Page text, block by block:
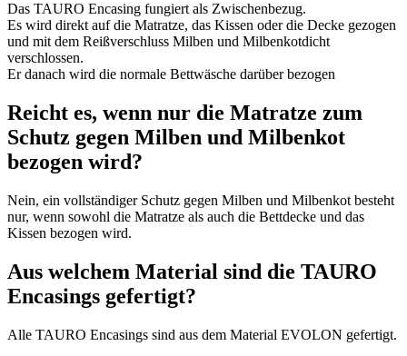
Das TAURO Encasing fungiert als Zwischenbezug.
Es wird direkt auf die Matratze, das Kissen oder die Decke gezogen
und mit dem Reißverschluss Milben und Milbenkotdicht
verschlossen.
Er danach wird die normale Bettwäsche darüber bezogen
Reicht es, wenn nur die Matratze zum
Schutz gegen Milben und Milbenkot
bezogen wird?
Nein, ein vollständiger Schutz gegen Milben und Milbenkot besteht
nur, wenn sowohl die Matratze als auch die Bettdecke und das
Kissen bezogen wird.
Aus welchem Material sind die TAURO
Encasings gefertigt?
Alle TAURO Encasings sind aus dem Material EVOLON gefertigt.